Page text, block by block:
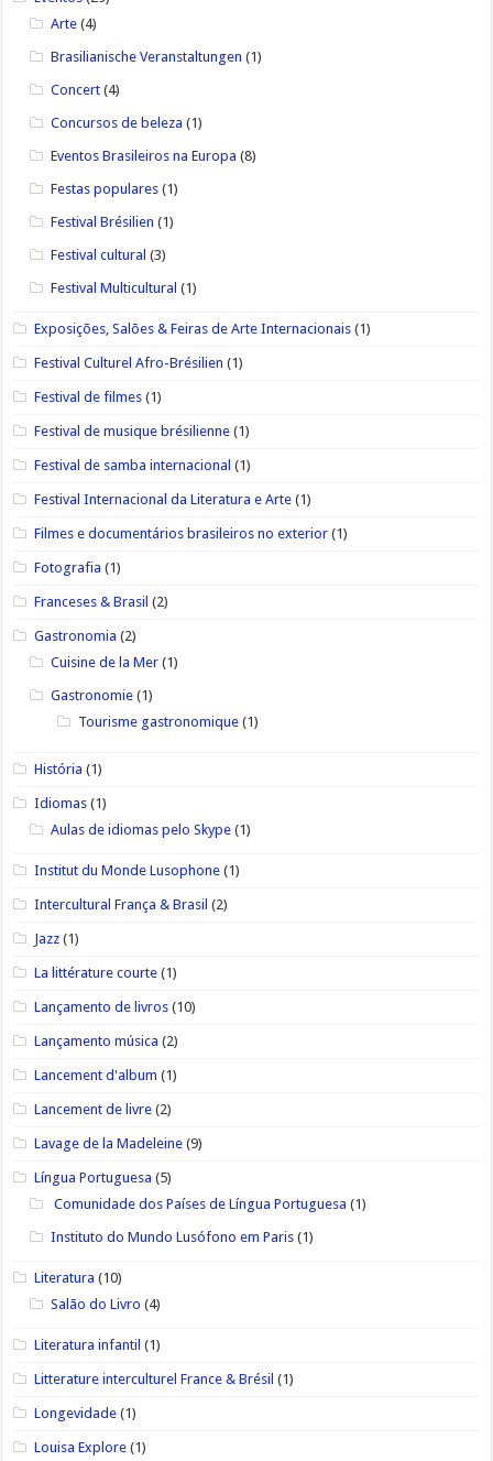
Arte (4)
Brasilianische Veranstaltungen (1)
Concert (4)
Concursos de beleza (1)
Eventos Brasileiros na Europa (8)
Festas populares (1)
Festival Brésilien (1)
Festival cultural (3)
Festival Multicultural (1)
Exposições, Salões & Feiras de Arte Internacionais (1)
Festival Culturel Afro-Brésilien (1)
Festival de filmes (1)
Festival de musique brésilienne (1)
Festival de samba internacional (1)
Festival Internacional da Literatura e Arte (1)
Filmes e documentários brasileiros no exterior (1)
Fotografia (1)
Franceses & Brasil (2)
Gastronomia (2)
Cuisine de la Mer (1)
Gastronomie (1)
Tourisme gastronomique (1)
História (1)
Idiomas (1)
Aulas de idiomas pelo Skype (1)
Institut du Monde Lusophone (1)
Intercultural França & Brasil (2)
Jazz (1)
La littérature courte (1)
Lançamento de livros (10)
Lançamento música (2)
Lancement d'album (1)
Lancement de livre (2)
Lavage de la Madeleine (9)
Língua Portuguesa (5)
Comunidade dos Países de Língua Portuguesa (1)
Instituto do Mundo Lusófono em Paris (1)
Literatura (10)
Salão do Livro (4)
Literatura infantil (1)
Litterature interculturel France & Brésil (1)
Longevidade (1)
Louisa Explore (1)